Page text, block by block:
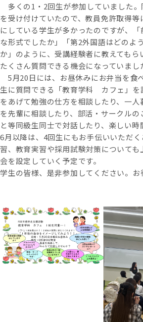
多くの1・2回生が参加していました
を受け付けていたので、教員免許取得等
にしている学生が多かったのですが、「
な形式でしたか」「第2外国語はどのよ
か」のように、受講経験者に教えてもら
たくさん質問できる機会になっていまし
5月20日には、お昼休みにお弁当を食
生に質問できる「教育学科 カフェ」を
をあげて勉強の仕方を相談したり、一
を先輩に相談したり、部活・サークルの
と等同級生同士で対話したり、楽しい時
6月以降は、4回生にもお手伝いいただ
習、教育実習や採用試験対策について
会を設定していく予定です。
学生の皆様、是非参加してください。お